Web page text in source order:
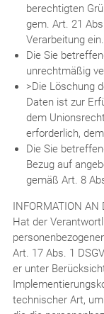
berechtigten
gem. Art. 21
Verarbeitung ein.
Die Sie
unrechtmäßig
>Die Löschung
Daten ist zur
dem
erforderlich,
Die Sie
Bezug auf
gemäß Art. 8
INFORMATION AN
Hat der
Art. 17 Abs. 1
er unter
technischer Art,